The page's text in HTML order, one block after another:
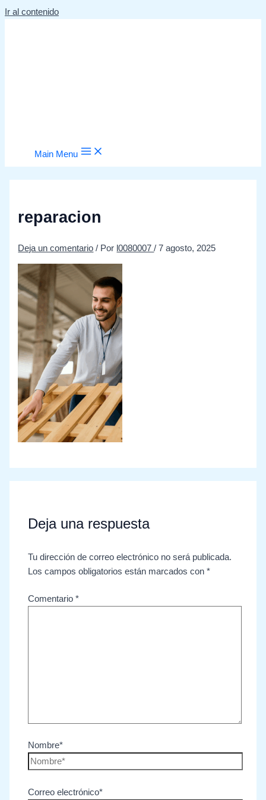
Ir al contenido
Main Menu
reparacion
Deja un comentario / Por l0080007/7 agosto, 2025
Deja una respuesta
Tu dirección de correo electrónico no será publicada.
Los campos obligatorios están marcados con*
Comentario*
Nombre*
Correo electrónico*